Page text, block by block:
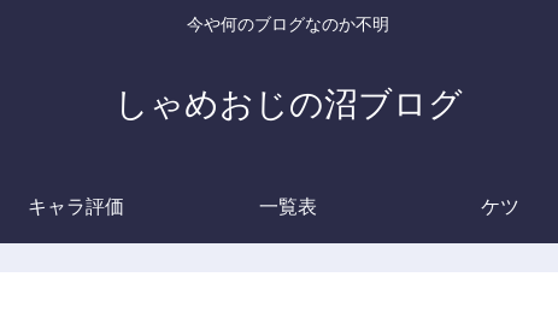
今や何のブログなのか不明
しゃめおじの沼ブログ
キャラ評価 一覧表 ケツ